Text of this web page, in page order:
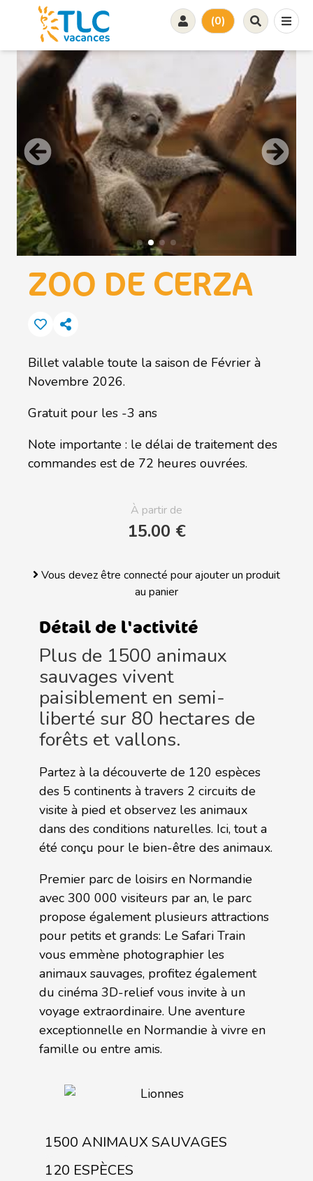
(0)
ZOO DE CERZA
Billet valable toute la saison de Février à
Novembre 2026.
Gratuit pour les -3 ans
Note importante : le délai de traitement des
commandes est de 72 heures ouvrées.
À partir de
15.00 €
Vous devez être connecté pour ajouter un produit
au panier
Détail de l'activité
Plus de 1500 animaux
sauvages vivent
paisiblement en semi-
liberté sur 80 hectares de
forêts et vallons.
Partez à la découverte de 120 espèces
des 5 continents à travers 2 circuits de
visite à pied et observez les animaux
dans des conditions naturelles. Ici, tout a
été conçu pour le bien-être des animaux.
Premier parc de loisirs en Normandie
avec 300 000 visiteurs par an, le parc
propose également plusieurs attractions
pour petits et grands: Le Safari Train
vous emmène photographier les
animaux sauvages, profitez également
du cinéma 3D-relief vous invite à un
voyage extraordinaire. Une aventure
exceptionnelle en Normandie à vivre en
famille ou entre amis.
1500 ANIMAUX SAUVAGES
120 ESPÈCES